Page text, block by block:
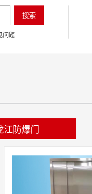
搜索
问题
江防爆门